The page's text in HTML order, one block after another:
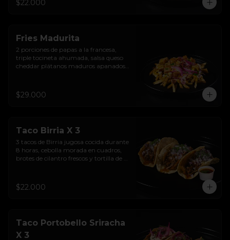
$22.000
Fries Madurita
2 porciones de papas a la francesa,
triple tocineta ahumada, salsa queso
cheddar plátanos maduros apanados,
$29.000
Taco Birria X 3
3 tacos de Birria jugosa cocida durante
8 horas, cebolla morada en cuadros,
brotes de cilantro frescos y tortilla de
$22.000
Taco Portobello Sriracha
X 3